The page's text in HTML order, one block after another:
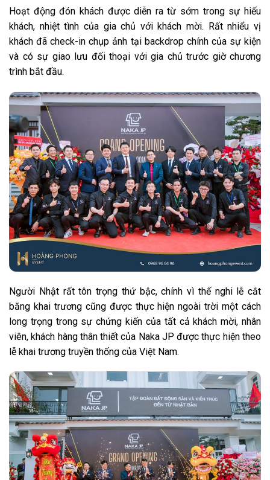
Hoạt động đón khách được diễn ra từ sớm trong sự hiếu
khách, nhiệt tình của gia chủ với khách mời. Rất nhiểu vị
khách đã check-in chụp ảnh tại backdrop chính của sự kiện
và có sự giao lưu đối thoại với gia chủ trước giờ chương
trình bắt đầu.
Người Nhật rất tôn trọng thứ bậc, chính vì thế nghi lễ cắt
băng khai trương cũng được thực hiện ngoài trời một cách
long trọng trong sự chứng kiến của tất cả khách mời, nhân
viên, khách hàng thân thiết của Naka JP được thực hiện theo
lễ khai trương truyền thống của Việt Nam.